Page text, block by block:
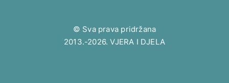
© Sva prava pridržana
2013.-2026. VJERA I DJELA